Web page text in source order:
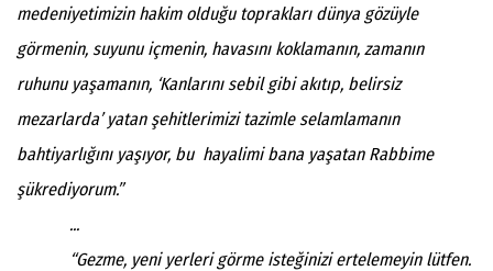
medeniyetimizin hakim olduğu toprakları dünya gözüyle
görmenin, suyunu içmenin, havasını koklamanın, zamanın
ruhunu yaşamanın, ‘Kanlarını sebil gibi akıtıp, belirsiz
mezarlarda’ yatan şehitlerimizi tazimle selamlamanın
bahtiyarlığını yaşıyor, bu hayalimi bana yaşatan Rabbime
şükrediyorum.”
...
“Gezme, yeni yerleri görme isteğinizi ertelemeyin lütfen.